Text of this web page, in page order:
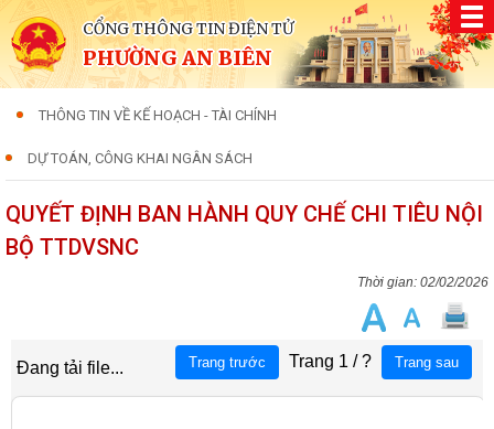
CỔNG THÔNG TIN ĐIỆN TỬ
PHƯỜNG AN BIÊN
THÔNG TIN VỀ KẾ HOẠCH - TÀI CHÍNH
DỰ TOÁN, CÔNG KHAI NGÂN SÁCH
QUYẾT ĐỊNH BAN HÀNH QUY CHẾ CHI TIÊU NỘI
BỘ TTDVSNC
02/02/2026